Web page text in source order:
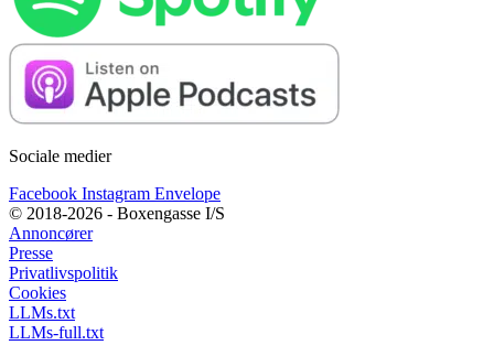
Sociale medier
Facebook Instagram Envelope
© 2018-2026 - Boxengasse I/S
Annoncører
Presse
Privatlivspolitik
Cookies
LLMs.txt
LLMs-full.txt